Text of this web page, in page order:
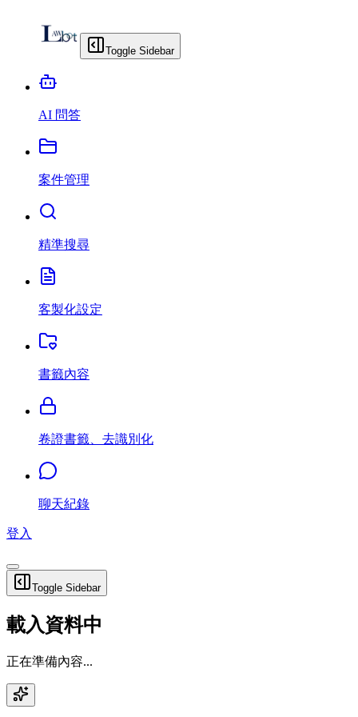
Toggle Sidebar
AI 問答
案件管理
精準搜尋
客製化設定
書籤內容
卷證書籤、去識別化
聊天紀錄
登入
Toggle Sidebar
載入資料中
正在準備內容...